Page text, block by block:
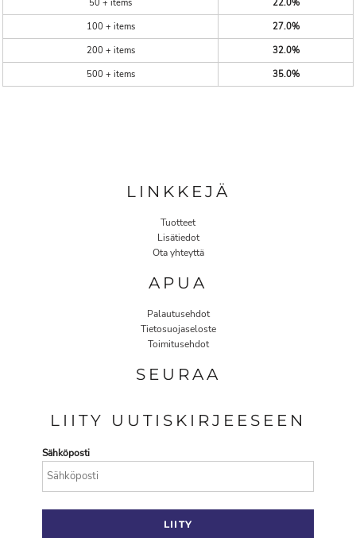
50 + items
22.0%
100 + items
27.0%
200 + items
32.0%
500 + items
35.0%
LINKKEJÄ
Tuotteet
Lisätiedot
Ota yhteyttä
APUA
Palautusehdot
Tietosuojaseloste
Toimitusehdot
SEURAA
LIITY UUTISKIRJEESEEN
Sähköposti
LIITY